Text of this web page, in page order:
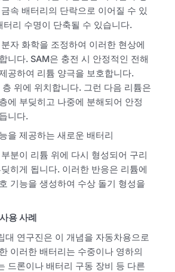
속 배터리의 단락으로 이어질 수 있
터리 수명이 단축될 수 있습니다.
자 화학을 조정하여 이러한 현상에
니다. SAM은 충전 시 안정적인 전해
공하여 리튬 양극을 보호합니다.
위에 위치합니다. 그런 다음 리튬은
에 부딪히고 나중에 분해되어 안정
니다.
을 제공하는 새로운 배터리
분이 리튬 위에 다시 형성되어 구리
히게 됩니다. 이러한 반응은 리튬에
기능을 생성하여 수상 돌기 형성을
용 사례
대 연구진은 이 개념을 자동차용으로
이러한 배터리는 수중이나 영하의
드론이나 배터리 구동 장비 등 다른